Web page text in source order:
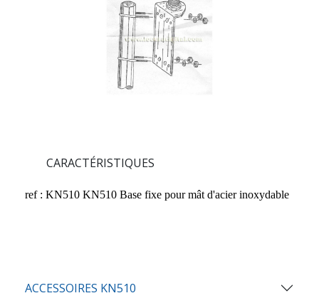
CARACTÉRISTIQUES
ref : KN510 KN510 Base fixe pour mât d'acier inoxydable
ACCESSOIRES KN510